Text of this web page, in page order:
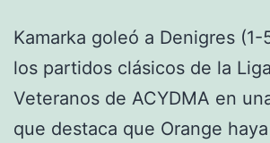
Kamarka goleó a Denigres
los partidos clásicos de la
Veteranos de ACYDMA en
que destaca que Orange